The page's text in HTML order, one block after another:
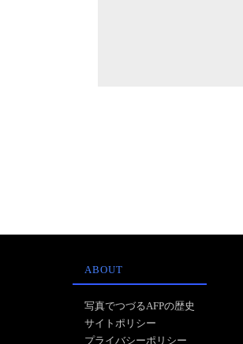
ABOUT
写真でつづるAFPの歴史
サイトポリシー
プライバシーポリシー